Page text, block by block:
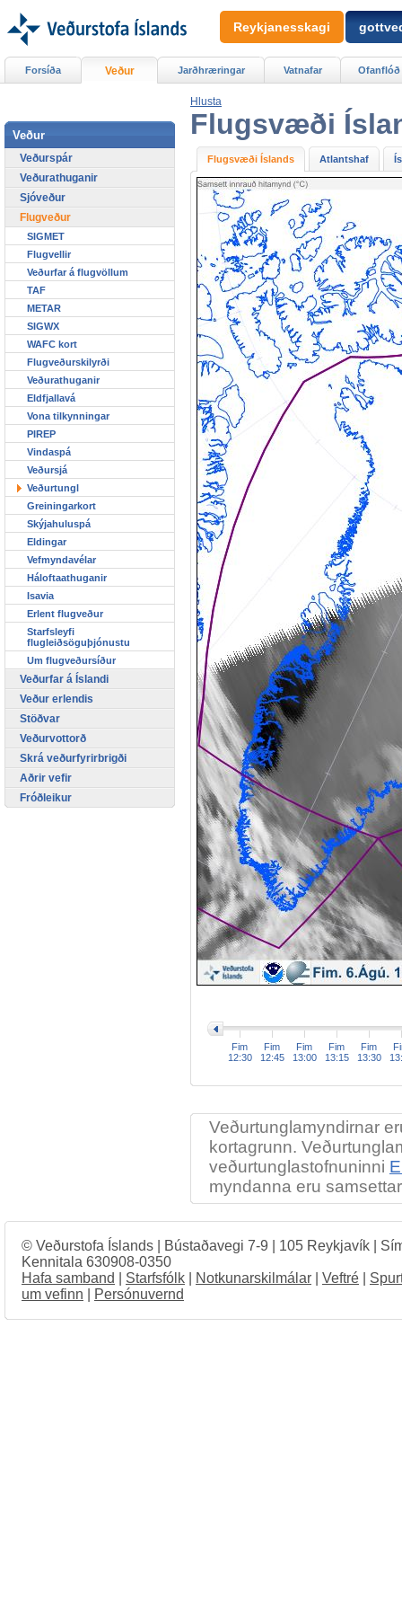
Hlusta
Flugsvæði
Flugsvæði Íslands Atlantshaf
Fim
12:30
Fim
12:45
Fim
13:00
Fim
13:15
Fim
13:30
Veðurtunglamyndirnar
kortagrunn.
veðurtunglastofnuninni
myndanna eru
Forsíða Veður Jarðhræringar Vatnafar Ofanflóð
Veður
Veðurspár
Veðurathuganir
Sjóveður
Flugveður
SIGMET
Flugvellir
Veðurfar á flugvöllum
TAF
METAR
SIGWX
WAFC kort
Flugveðurskilyrði
Veðurathuganir
Eldfjallavá
Vona tilkynningar
PIREP
Vindaspá
Veðursjá
Veðurtungl
Greiningarkort
Skýjahuluspá
Eldingar
Vefmyndavélar
Háloftaathuganir
Isavia
Erlent flugveður
Starfsleyfi
flugleiðsöguþjónustu
Um flugveðursíður
Veðurfar á Íslandi
Veður erlendis
Stöðvar
Veðurvottorð
Skrá veðurfyrirbrigði
Aðrir vefir
Fróðleikur
Reykjanesskagi
© Veðurstofa Íslands | Bústaðavegi 7-9 | 105 Reykjavík |
Kennitala 630908-0350
Hafa samband
Starfsfólk Notkunarskilmálar Veftré
um vefinn
Persónuvernd